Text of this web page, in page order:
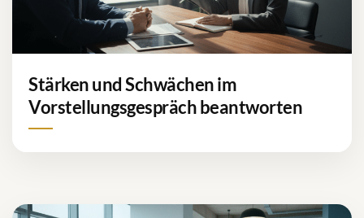
Stärken und Schwächen im
Vorstellungsgespräch beantworten